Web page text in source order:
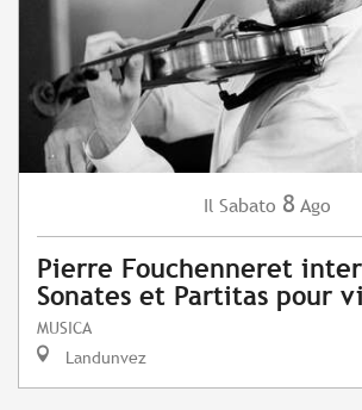
Il Sabato 8 Ago
Pierre Fouchenneret
Sonates et Partitas pour
MUSICA
Landunvez